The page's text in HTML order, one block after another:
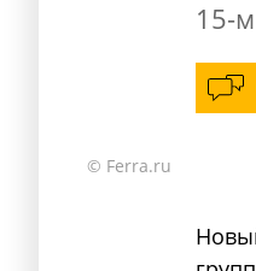
15-
© Ferra.ru